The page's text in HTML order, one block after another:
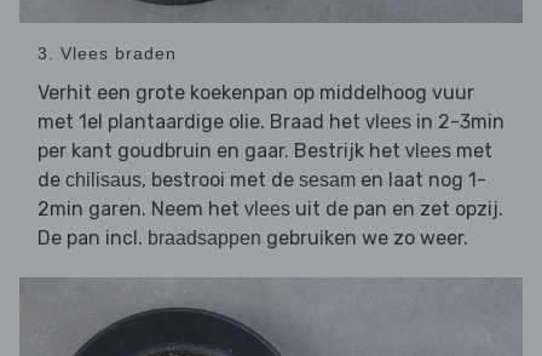
3. Vlees braden
Verhit een grote koekenpan op middelhoog vuur
met 1el plantaardige olie. Braad het vlees in 2-3min
per kant goudbruin en gaar. Bestrijk het vlees met
de chilisaus, bestrooi met de sesam en laat nog 1-
2min garen. Neem het vlees uit de pan en zet opzij.
De pan incl. braadsappen gebruiken we zo weer.